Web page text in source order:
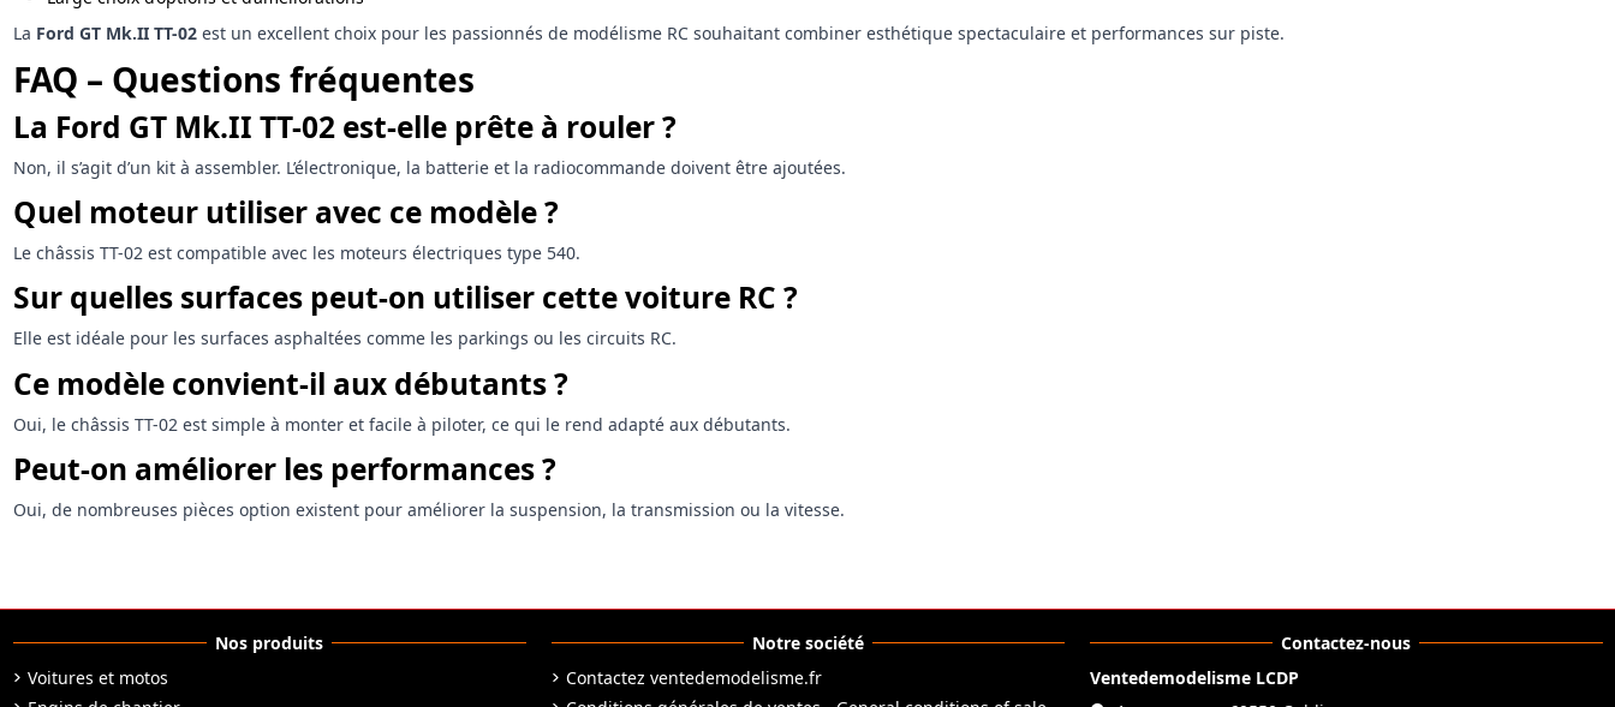
La Ford GT Mk.II TT-02est un excellent choix pour les passionnés de modélisme RC souhaitant combiner esthétique spectaculaire et performances sur piste.
FAQ – Questions fréquentes
La Ford GT Mk.II TT-02 est-elle prête à rouler ?
Non, il s’agit d’un kit à assembler. L’électronique, la batterie et la radiocommande doivent être ajoutées.
Quel moteur utiliser avec ce modèle ?
Le châssis TT-02 est compatible avec les moteurs électriques type 540.
Sur quelles surfaces peut-on utiliser cette voiture RC ?
Elle est idéale pour les surfaces asphaltées comme les parkings ou les circuits RC.
Ce modèle convient-il aux débutants ?
Oui, le châssis TT-02 est simple à monter et facile à piloter, ce qui le rend adapté aux débutants.
Peut-on améliorer les performances ?
Oui, de nombreuses pièces option existent pour améliorer la suspension, la transmission ou la vitesse.
Nos produits
Voitures et motos
Notre société
Contactez ventedemodelisme.fr
Contactez-nous
Ventedemodelisme LCDP